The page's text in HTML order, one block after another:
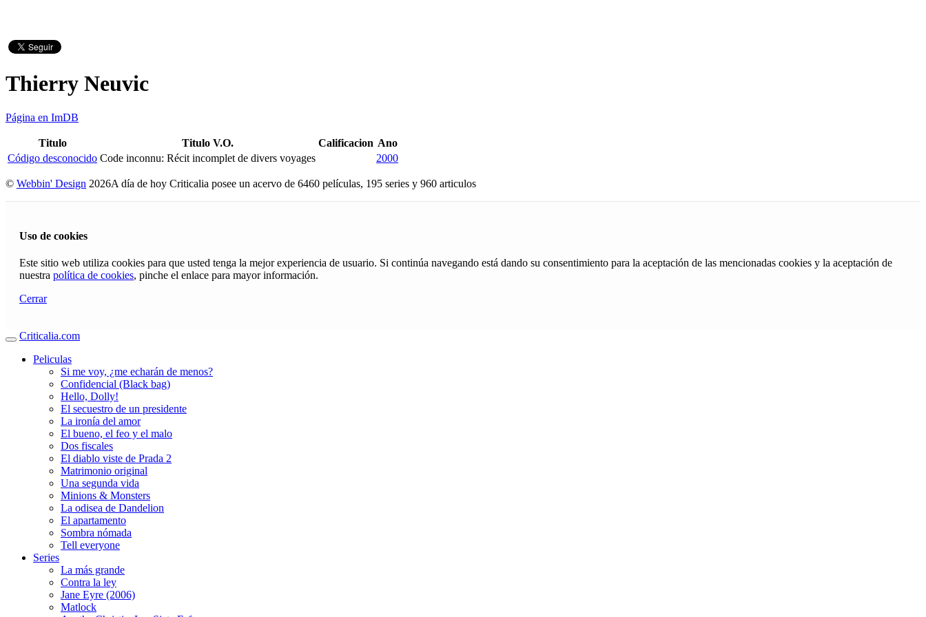
Thierry Neuvic
Página en ImDB
Titulo Titulo V.O. Calificacion Ano
Código desconocido Code inconnu: Récit incomplet de divers voyages 2000
© Webbin' Design 2026A día de hoy Criticalia posee un acervo de 6460 películas, 195 series y 960 articulos
Uso de cookies
Este sitio web utiliza cookies para que usted tenga la mejor experiencia de usuario. Si continúa navegando está dando su consentimiento para la aceptación de las mencionadas cookies y la aceptación de
nuestra política de cookies, pinche el enlace para mayor información.
Cerrar
Criticalia.com
Peliculas
Si me voy, ¿me echarán de menos?
Confidencial (Black bag)
Hello, Dolly!
El secuestro de un presidente
La ironía del amor
El bueno, el feo y el malo
Dos fiscales
El diablo viste de Prada 2
Matrimonio original
Una segunda vida
Minions & Monsters
La odisea de Dandelion
El apartamento
Sombra nómada
Tell everyone
Series
La más grande
Contra la ley
Jane Eyre (2006)
Matlock